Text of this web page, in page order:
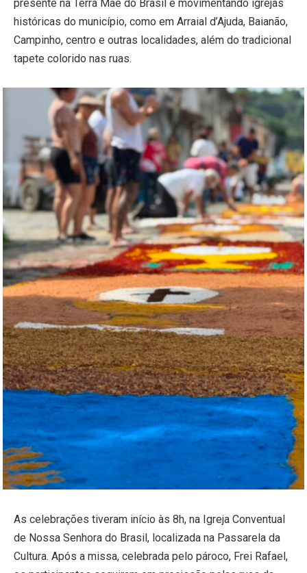
presente na Terra Mãe do Brasil e movimentando igrejas
históricas do município, como em Arraial d’Ajuda, Baianão,
Campinho, centro e outras localidades, além do tradicional
tapete colorido nas ruas.
As celebrações tiveram início às 8h, na Igreja Conventual
de Nossa Senhora do Brasil, localizada na Passarela da
Cultura. Após a missa, celebrada pelo pároco, Frei Rafael,